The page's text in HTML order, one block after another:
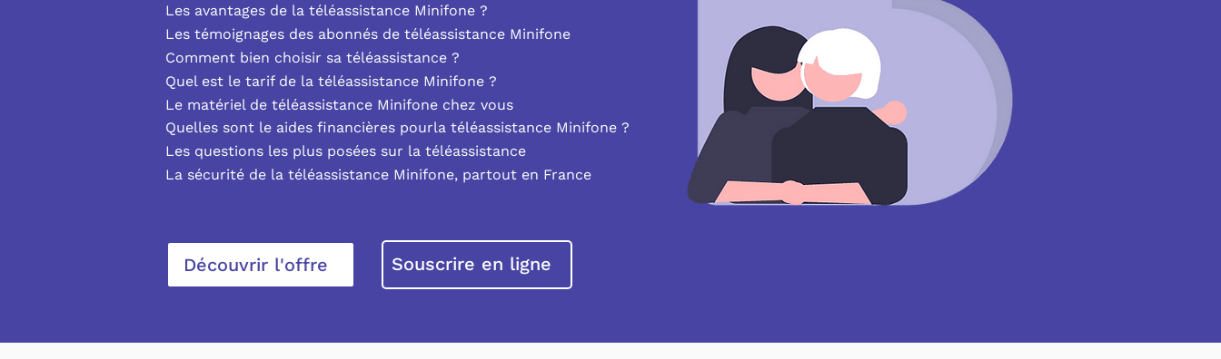
Les avantages de la téléassistance Minifone ?
Les témoignages des abonnés de téléassistance Minifone
Comment bien choisir sa téléassistance ?
Quel est le tarif de la téléassistance Minifone ?
Le matériel de téléassistance Minifone chez vous
Quelles sont le aides financières pourla téléassistance Minifone ?
Les questions les plus posées sur la téléassistance
La sécurité de la téléassistance Minifone, partout en France
Découvrir l'offre Souscrire en ligne